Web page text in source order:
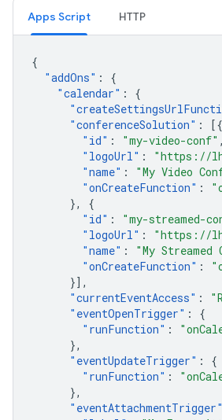
Apps Script HTTP
{
"addOns" :
{
"calendar" :
{
"
"conferenceSolution" :
[{
" id" : "my-video-conf" ,
" logoUrl" :
"https://
"name" : "My Video
"onCreateFunction" :
},
{
" id" : "my-streamed-
" logoUrl" :
"https://
"name" : "My Streamed
"onCreateFunction" :
}],
"currentEventAccess" :
" eventOpenTrigger" :
{
" runFunction" :
},
" eventUpdateTrigger" :
{
" runFunction" :
},
" eventAttachmentTrigger"